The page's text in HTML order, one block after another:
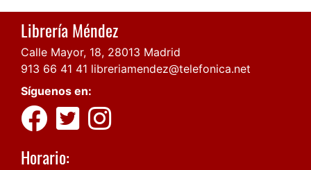
Librería Méndez
Calle Mayor, 18, 28013 Madrid
913 66 41 41 libreriamendez@telefonica.net
Síguenos en:
Horario: